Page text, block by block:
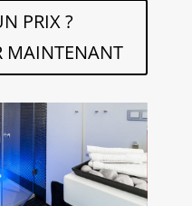
PRIX ?
MAINTENANT